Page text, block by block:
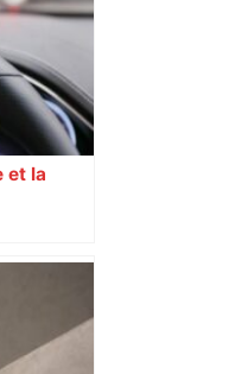
et la